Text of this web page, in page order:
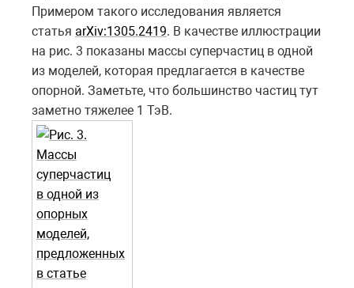
Примером такого исследования является
статья arXiv:1305.2419. В качестве иллюстрации
на рис. 3 показаны массы суперчастиц в одной
из моделей, которая предлагается в качестве
опорной. Заметьте, что большинство частиц тут
заметно тяжелее 1 ТэВ.